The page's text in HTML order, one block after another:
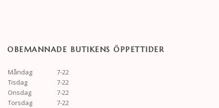
OBEMANNADE BUTIKENS ÖPPETTIDER
Måndag
7-22
Tisdag
7-22
Onsdag
7-22
Torsdag
7-22